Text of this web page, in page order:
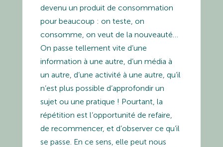
devenu un produit de consommation
pour beaucoup : on teste, on
consomme, on veut de la nouveauté…
On passe tellement vite d’une
information à une autre, d’un média à
un autre, d’une activité à une autre, qu’il
n’est plus possible d’approfondir un
sujet ou une pratique ! Pourtant, la
répétition est l’opportunité de refaire,
de recommencer, et d’observer ce qu’il
se passe. En ce sens, elle peut nous